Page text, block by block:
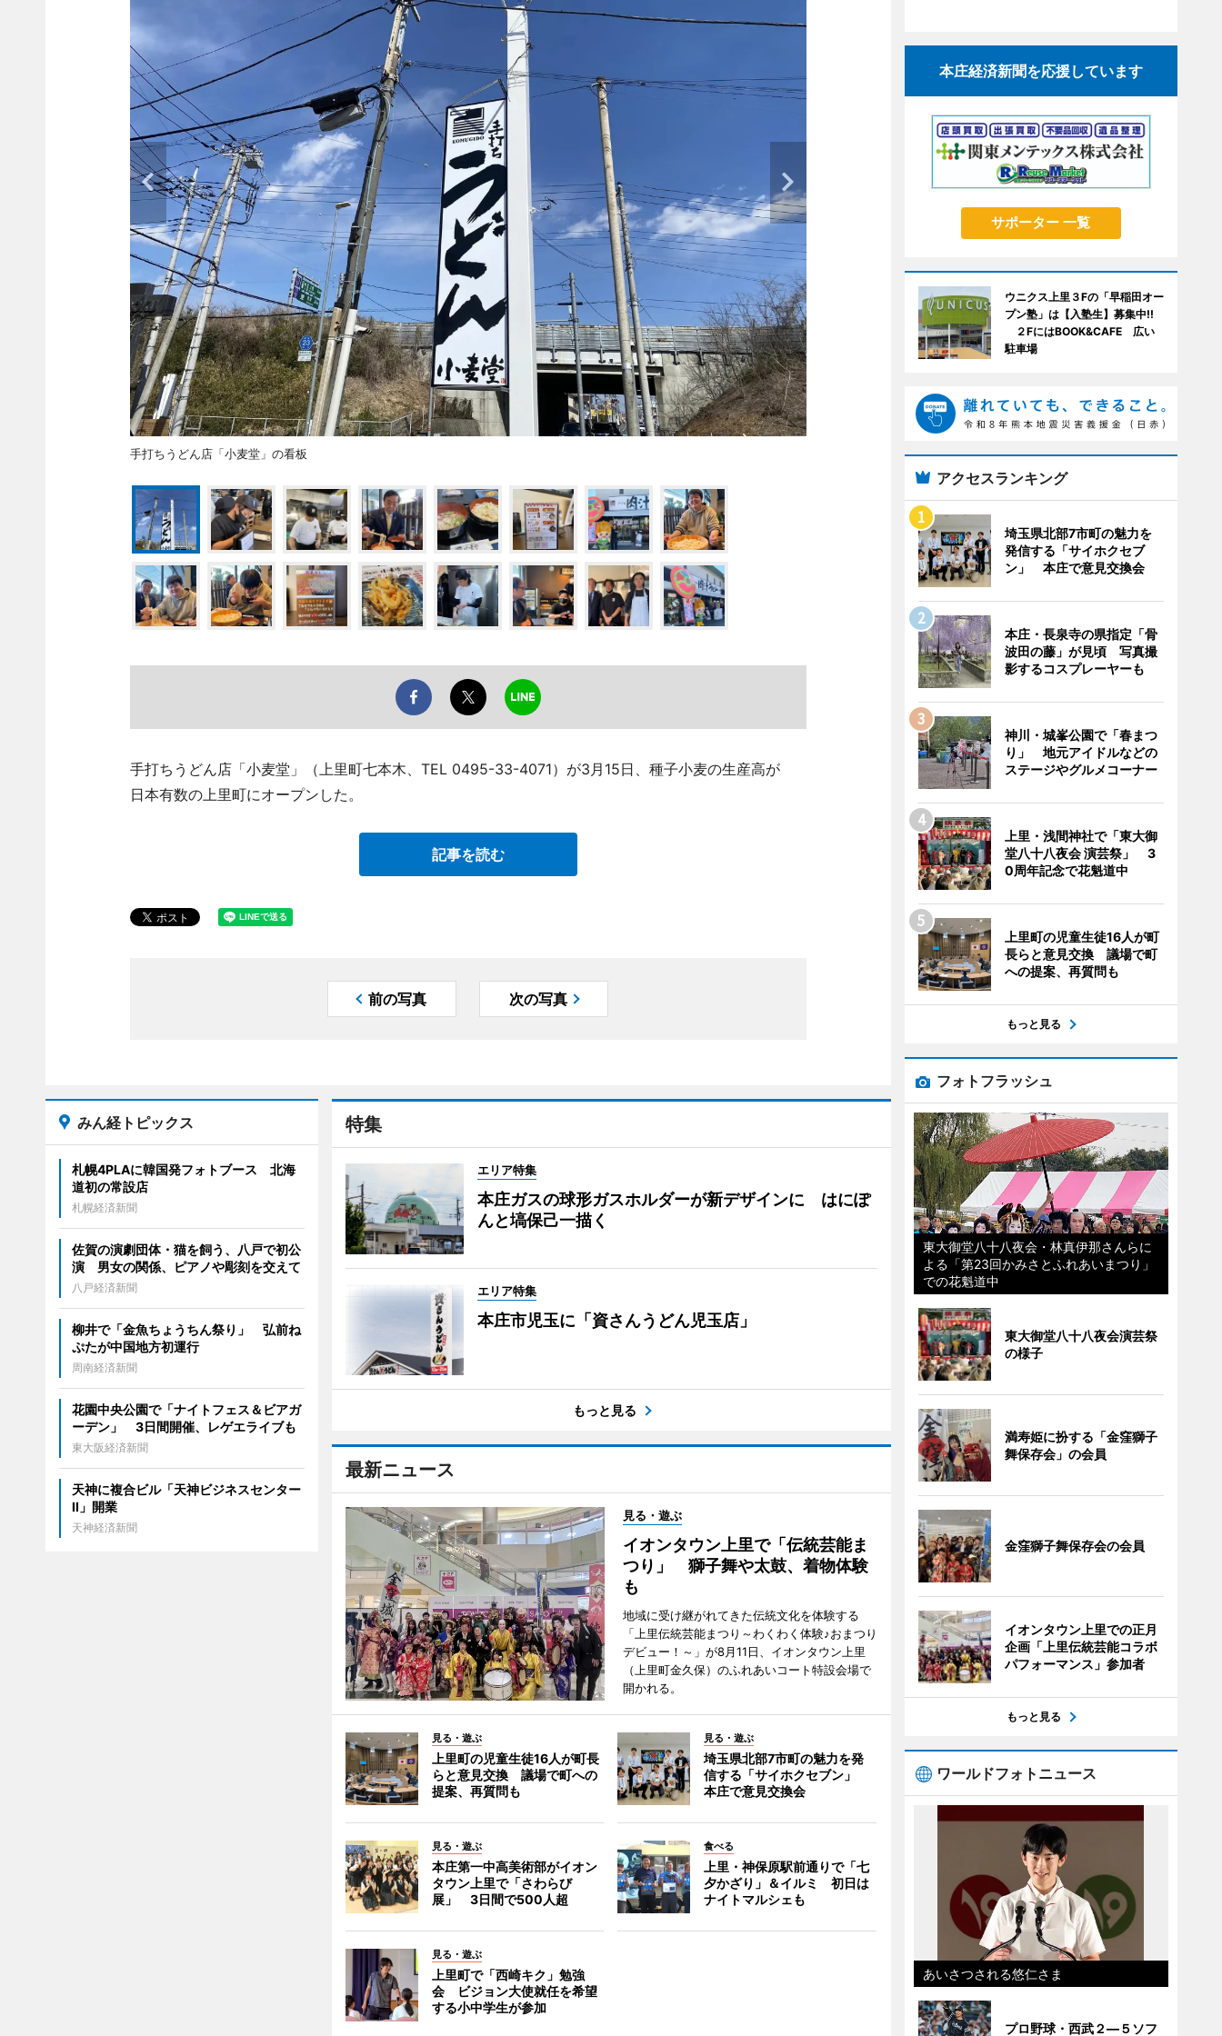
手打ちうどん店「小麦堂」の看板
手打ちうどん店「小麦堂」（上里町七本木、TEL 0495-33-4071）が3月15日、種子小麦の生産高が
日本有数の上里町にオープンした。
記事を読む
前の写真 次の写真
特集
エリア特集
本庄ガスの球形ガスホルダーが新デザインに はにぽ
んと塙保己一描く
エリア特集
本庄市児玉に「資さんうどん児玉店」
もっと見る
最新ニュース
見る・遊ぶ
イオンタウン上里で「伝統芸能ま
つり」 獅子舞や太鼓、着物体験
も
地域に受け継がれてきた伝統文化を体験する
「上里伝統芸能まつり～わくわく体験♪おまつり
デビュー！～」が8月11日、イオンタウン上里
（上里町金久保）のふれあいコート特設会場で
開かれる。
見る・遊ぶ
上里町の児童生徒16人が町長
らと意見交換 議場で町への
提案、再質問も
見る・遊ぶ
埼玉県北部7市町の魅力を発
信する「サイホクセブン」
本庄で意見交換会
見る・遊ぶ
本庄第一中高美術部がイオン
タウン上里で「さわらび
展」 3日間で500人超
食べる
上里・神保原駅前通りで「七
夕かざり」＆イルミ 初日は
ナイトマルシェも
見る・遊ぶ
上里町で「西崎キク」勉強
会 ビジョン大使就任を希望
する小中学生が参加
みん経トピックス
札幌4PLAに韓国発フォトブース 北海
道初の常設店
札幌経済新聞
佐賀の演劇団体・猫を飼う、八戸で初公
演 男女の関係、ピアノや彫刻を交えて
八戸経済新聞
柳井で「金魚ちょうちん祭り」 弘前ね
ぷたが中国地方初運行
周南経済新聞
花園中央公園で「ナイトフェス＆ビアガ
ーデン」 3日間開催、レゲエライブも
東大阪経済新聞
天神に複合ビル「天神ビジネスセンター
II」開業
天神経済新聞
本庄経済新聞を応援しています
サポーター 一覧
ウニクス上里３Fの「早稲田オー
プン塾」は【入塾生】募集中!!
２FにはBOOK&CAFE 広い
駐車場
アクセスランキング
埼玉県北部7市町の魅力を
発信する「サイホクセブ
ン」 本庄で意見交換会
本庄・長泉寺の県指定「骨
波田の藤」が見頃 写真撮
影するコスプレーヤーも
神川・城峯公園で「春まつ
り」 地元アイドルなどの
ステージやグルメコーナー
上里・浅間神社で「東大御
堂八十八夜会 演芸祭」 3
0周年記念で花魁道中
上里町の児童生徒16人が町
長らと意見交換 議場で町
への提案、再質問も
もっと見る
フォトフラッシュ
東大御堂八十八夜会・林真伊那さんらに
よる「第23回かみさとふれあいまつり」
での花魁道中
東大御堂八十八夜会演芸祭
の様子
満寿姫に扮する「金窪獅子
舞保存会」の会員
金窪獅子舞保存会の会員
イオンタウン上里での正月
企画「上里伝統芸能コラボ
パフォーマンス」参加者
もっと見る
ワールドフォトニュース
あいさつされる悠仁さま
プロ野球・西武２―５ソフ